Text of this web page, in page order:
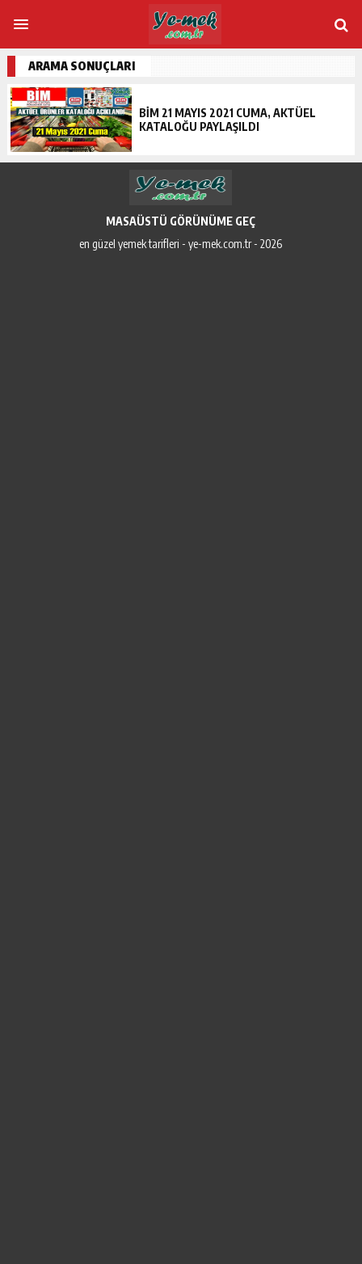
ARAMA SONUÇLARI
BIM 21 MAYIS 2021 CUMA, AKTÜEL
KATALOĞU PAYLAŞILDI
MASAÜSTÜ GÖRÜNÜME GEÇ
en güzel yemek tarifleri - ye-mek.com.tr - 2026